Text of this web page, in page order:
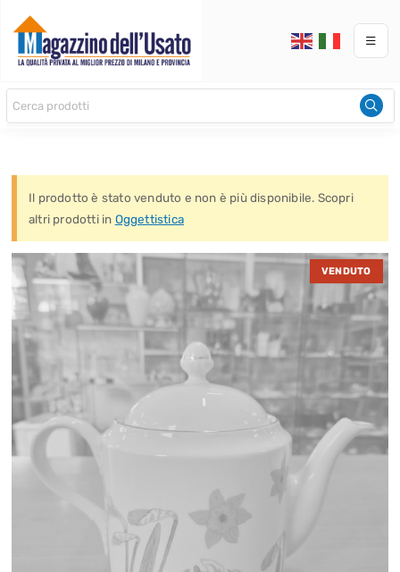
Il prodotto è stato venduto e non è più disponibile. Scopri
altri prodotti in Oggettistica
VENDUTO